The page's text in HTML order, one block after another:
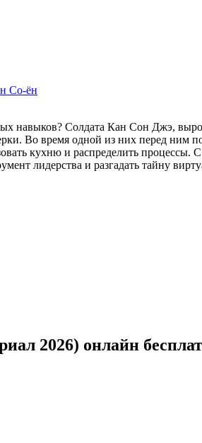
Со-ён
навыков? Солдата Кан Сон Джэ,
Во время одной из них перед ним
кухню и распределить
лидерства и разгадать тайну
2026) онлайн